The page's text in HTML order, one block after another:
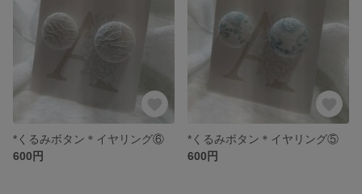
*くるみボタン＊イヤリング⑥
600円
*くるみボタン＊イヤリング⑤
600円